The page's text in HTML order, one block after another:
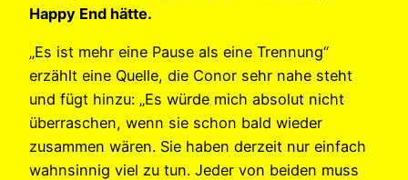
Happy End hätte.
„Es ist mehr eine Pause als eine Trennung“
erzählt eine Quelle, die Conor sehr nahe steht
und fügt hinzu: „Es würde mich absolut nicht
überraschen, wenn sie schon bald wieder
zusammen wären. Sie haben derzeit nur einfach
wahnsinnig viel zu tun. Jeder von beiden muss